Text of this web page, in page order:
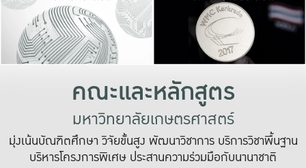
เปลี่ยนแปลง แล
เพื่อทำง
ระบบสารสนเทศ
คณะและหลักสูตร
มหาวิทยาลัยเกษตรศาสตร์
มุ่งเน้นบัณฑิตศึกษา วิจัยขั้นสูง พัฒนาวิชาการ บริการวิชาพื้นฐาน
บริหารโครงการพิเศษ ประสานความร่วมมือกับนานาชาติ